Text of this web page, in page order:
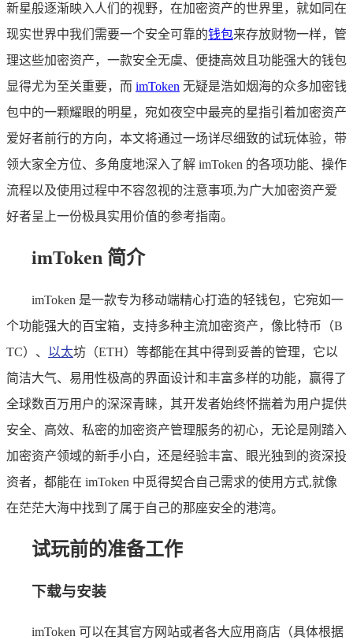
新星般逐渐映入人们的视野，在加密资产的世界里，就如同在
现实世界中我们需要一个安全可靠的钱包来存放财物一样，管
理这些加密资产，一款安全无虞、便捷高效且功能强大的钱包
显得尤为至关重要，而 imToken 无疑是浩如烟海的众多加密钱
包中的一颗耀眼的明星，宛如夜空中最亮的星指引着加密资产
爱好者前行的方向，本文将通过一场详尽细致的试玩体验，带
领大家全方位、多角度地深入了解 imToken 的各项功能、操作
流程以及使用过程中不容忽视的注意事项,为广大加密资产爱
好者呈上一份极具实用价值的参考指南。
imToken 简介
imToken 是一款专为移动端精心打造的轻钱包，它宛如一
个功能强大的百宝箱，支持多种主流加密资产，像比特币（B
TC）、 以太坊（ETH）等都能在其中得到妥善的管理，它以
简洁大气、易用性极高的界面设计和丰富多样的功能，赢得了
全球数百万用户的深深青睐，其开发者始终怀揣着为用户提供
安全、高效、私密的加密资产管理服务的初心，无论是刚踏入
加密资产领域的新手小白，还是经验丰富、眼光独到的资深投
资者，都能在 imToken 中觅得契合自己需求的使用方式,就像
在茫茫大海中找到了属于自己的那座安全的港湾。
试玩前的准备工作
下载与安装
imToken 可以在其官方网站或者各大应用商店（具体根据